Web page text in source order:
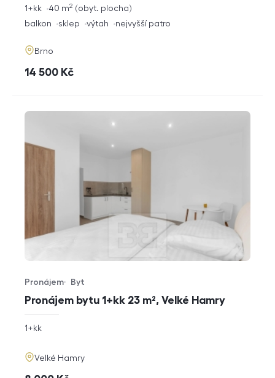
rozměry
1+kk obyt. plocha
40 m2
funkce
balkon sklep výtah nejvyšší patro
adresa
Brno
cena
14 500 Kč
Pronájem bytu 1+kk 23 m², Velké Hamry
Typ nabídky
Pronájem
Typ nemovitosti
Byt
rozměry
1+kk
adresa
Velké Hamry